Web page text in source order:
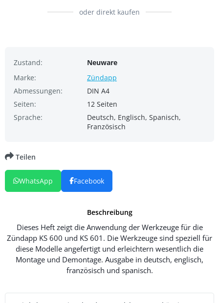
oder direkt kaufen
Zustand:
Neuware
Marke:
Zündapp
Abmessungen:
DIN A4
Seiten:
12 Seiten
Sprache:
Deutsch, Englisch, Spanisch,
Französisch
Beschreibung
Dieses Heft zeigt die Anwendung der Werkzeuge für die
Zündapp KS 600 und KS 601. Die Werkzeuge sind speziell für
diese Modelle angefertigt und erleichtern wesentlich die
Montage und Demontage. Ausgabe in deutsch, englisch,
französisch und spanisch.
Teilen
WhatsApp Facebook